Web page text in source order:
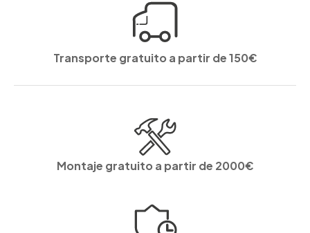
Transporte gratuito a partir de 150€
Montaje gratuito a partir de 2000€